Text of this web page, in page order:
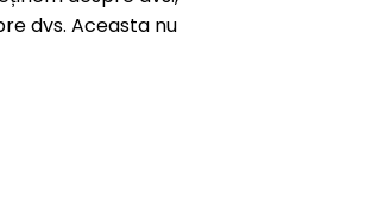
dvs. Aceasta nu